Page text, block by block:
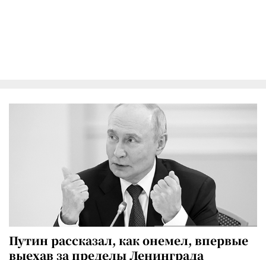
Путин рассказал, как онемел, впервые
выехав за пределы Ленинграда